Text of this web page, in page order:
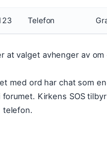
Telefon
at valget avhenger av
med ord har chat som
Kirkens SOS
telefon.